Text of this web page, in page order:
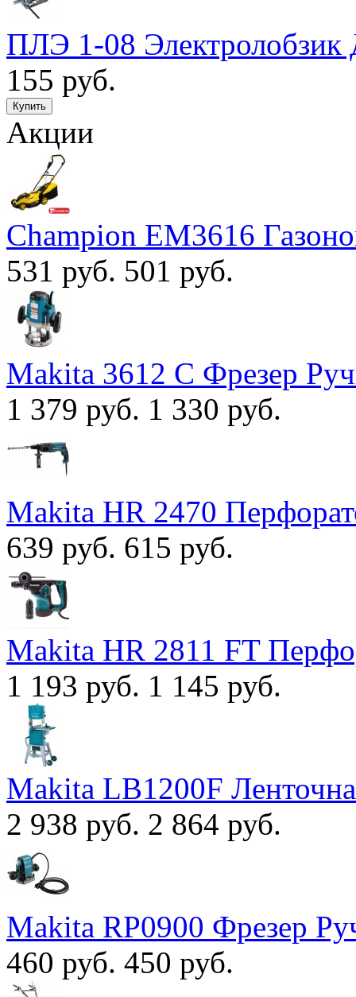
ПЛЭ 1-08 Электролобзик
155 руб.
Акции
Champion EM3616
531 руб. 501 руб.
Makita 3612 С Фрезер
1 379 руб. 1 330 руб.
Makita HR 2470
639 руб. 615 руб.
Makita HR 2811 FT
1 193 руб. 1 145 руб.
Makita LB1200F
2 938 руб. 2 864 руб.
Makita RP0900 Фрезер
460 руб. 450 руб.